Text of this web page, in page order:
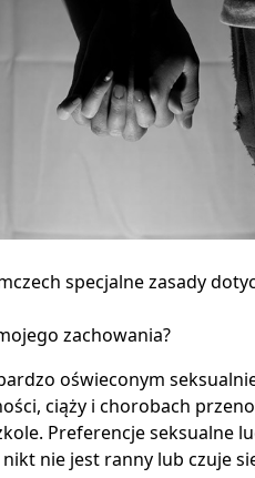
specjalne zasady
zachowania?
oświeconym
ciąży i chorobach
Preferencje seksualne
nie jest ranny lub czuje